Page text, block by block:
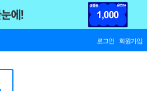
로그인 회원가입